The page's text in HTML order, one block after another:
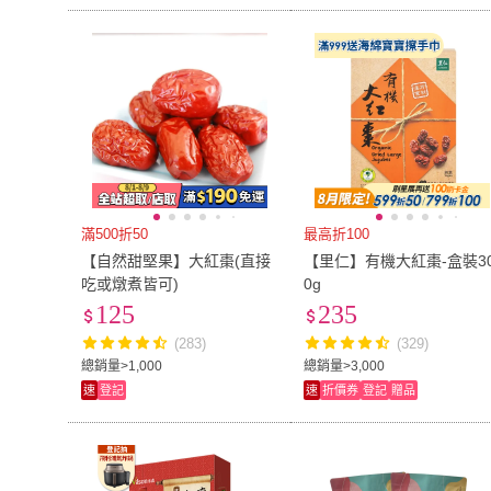
滿500折50
【自然甜堅果】大紅棗(直接
吃或燉煮皆可)
總銷量>1,000
125
(283)
速 登記
最高折100
【里仁】有機大紅棗-盒裝
0g
總銷量>3,000
235
(329)
速 折價券 登記 贈品